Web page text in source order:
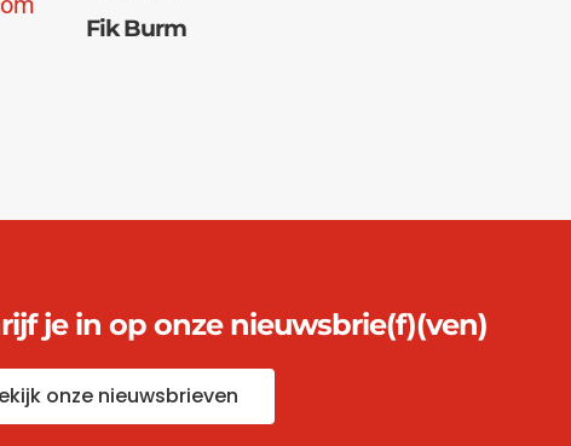
Fik Burm
je in op onze nieuwsbrie(f)(ven)
onze nieuwsbrieven